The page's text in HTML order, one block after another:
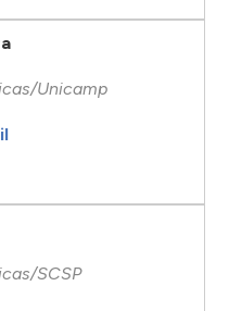
Unicamp
SCSP